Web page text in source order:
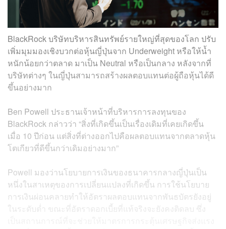
BlackRock บริษัทบริหารสินทรัพย์รายใหญ่ที่สุดของโลก ปรับ
เพิ่มมุมมองเชิงบวกต่อหุ้นญี่ปุ่นจาก Underweight หรือให้น้ำ
หนักน้อยกว่าตลาด มาเป็น Neutral หรือเป็นกลาง หลังจากที่
บริษัทต่างๆ ในญี่ปุ่นสามารถสร้างผลตอบแทนต่อผู้ถือหุ้นได้ดี
ขึ้นอย่างมาก
Ben Powell ประธานเจ้าหน้าที่บริหารการลงทุนของ
BlackRock กล่าวว่า “สิ่งที่เกิดขึ้นเป็นเรื่องเดิมที่เคยเกิดขึ้น
เมื่อ 10 ปีก่อน แต่สิ่งที่ต่างออกไปคือผลตอบแทนจากตลาดหุ้น
โตเกียวที่ดีขึ้นกว่าเดิมอย่างมาก”
Powell มองว่านโยบายการเงินของธนาคารกลางญี่ปุ่นเป็น
หนึ่งในสาเหตุของการเปลี่ยนแปลงที่เกิดขึ้น การใช้นโยบาย
การเงินผ่อนคลายทำให้อัตราผลตอบแทนจากพันธบัตรยังอยู่
ในระดับต่ำ ขณะที่อัตราดอกเบี้ยที่แท้จริงจะยังคงติดลบ ซึ่ง